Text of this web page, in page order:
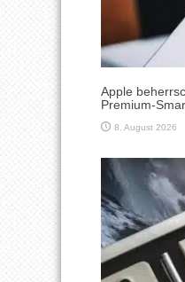
Apple
Premium-
8. August 2026